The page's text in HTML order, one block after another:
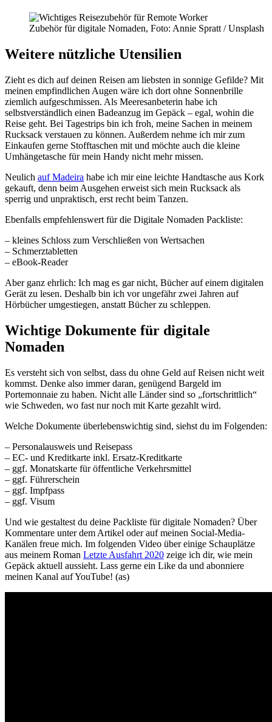
Zubehör für digitale Nomaden, Foto: Annie Spratt / Unsplash
Weitere nützliche Utensilien
Zieht es dich auf deinen Reisen am liebsten in sonnige Gefilde? Mit
meinen empfindlichen Augen wäre ich dort ohne Sonnenbrille
ziemlich aufgeschmissen. Als Meeresanbeterin habe ich
selbstverständlich einen Badeanzug im Gepäck – egal, wohin die
Reise geht. Bei Tagestrips bin ich froh, meine Sachen in meinem
Rucksack verstauen zu können. Außerdem nehme ich mir zum
Einkaufen gerne Stofftaschen mit und möchte auch die kleine
Umhängetasche für mein Handy nicht mehr missen.
Neulich auf Madeira habe ich mir eine leichte Handtasche aus Kork
gekauft, denn beim Ausgehen erweist sich mein Rucksack als
sperrig und unpraktisch, erst recht beim Tanzen.
Ebenfalls empfehlenswert für die Digitale Nomaden Packliste:
– kleines Schloss zum Verschließen von Wertsachen
– Schmerztabletten
– eBook-Reader
Aber ganz ehrlich: Ich mag es gar nicht, Bücher auf einem digitalen
Gerät zu lesen. Deshalb bin ich vor ungefähr zwei Jahren auf
Hörbücher umgestiegen, anstatt Bücher zu schleppen.
Wichtige Dokumente für digitale
Nomaden
Es versteht sich von selbst, dass du ohne Geld auf Reisen nicht weit
kommst. Denke also immer daran, genügend Bargeld im
Portemonnaie zu haben. Nicht alle Länder sind so „fortschrittlich“
wie Schweden, wo fast nur noch mit Karte gezahlt wird.
Welche Dokumente überlebenswichtig sind, siehst du im Folgenden:
– Personalausweis und Reisepass
– EC- und Kreditkarte inkl. Ersatz-Kreditkarte
– ggf. Monatskarte für öffentliche Verkehrsmittel
– ggf. Führerschein
– ggf. Impfpass
– ggf. Visum
Und wie gestaltest du deine Packliste für digitale Nomaden? Über
Kommentare unter dem Artikel oder auf meinen Social-Media-
Kanälen freue mich. Im folgenden Video über einige Schauplätze
aus meinem Roman Letzte Ausfahrt 2020 zeige ich dir, wie mein
Gepäck aktuell aussieht. Lass gerne ein Like da und abonniere
meinen Kanal auf YouTube! (as)